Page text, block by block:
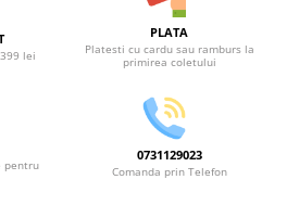
lei
PLATA
Platesti cu cardu sau ramburs la
primirea coletului
pentru
0731129023
Comanda prin Telefon